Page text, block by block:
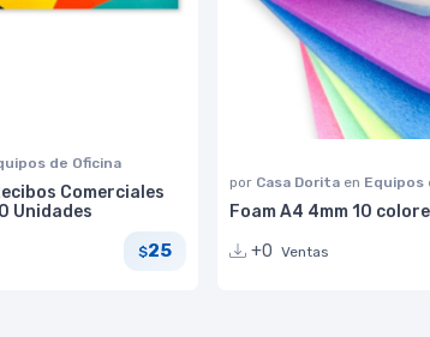
de Oficina
Comerciales
Unidades
$25
por Casa Dorita en Equipos
Foam A4 4mm 10
+0 Ventas